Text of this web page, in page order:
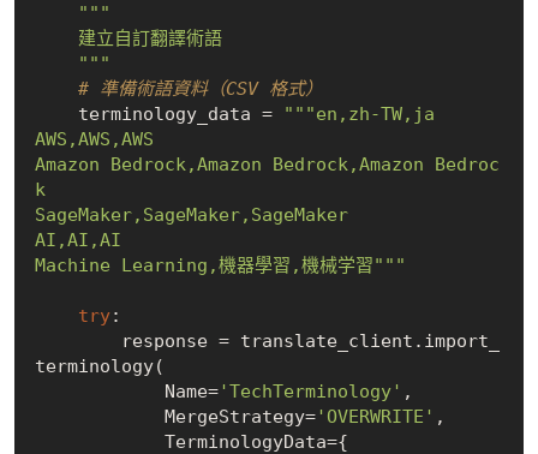
"""
    """
# 準備術語資料（CSV 格式）
    terminology_data =
"""en,zh-TW,ja
AWS,AWS,AWS
Amazon Bedrock,Amazon Bedrock,Amazon Bedroc
k
SageMaker,SageMaker,SageMaker
AI,AI,AI
Machine Learning,機器學習,機械学習"""
try:
terminology(
            Name=
'TechTerminology' ,
            MergeStrategy=
'OVERWRITE' ,